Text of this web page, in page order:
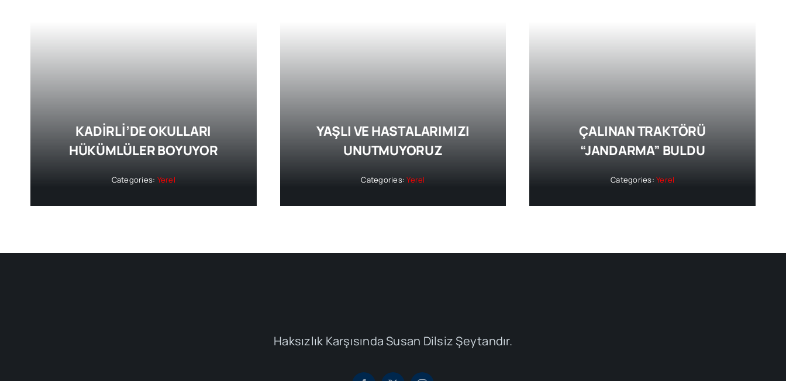
KADİRLİ’DE OKULLARI
HÜKÜMLÜLER BOYUYOR
Categories: Yerel
YAŞLI VE HASTALARIMIZI
UNUTMUYORUZ
Categories:Yerel
ÇALINAN TRAKTÖRÜ
“JANDARMA” BULDU
Categories:Yerel
Haksızlık Karşısında Susan Dilsiz Şeytandır.